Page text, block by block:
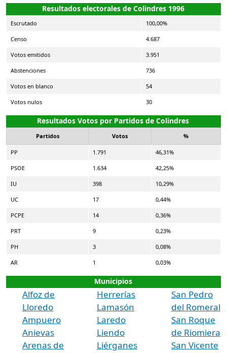
Resultados electorales de Colindres 1996
Escrutado 100,00%
Censo 4.687
Votos emitidos 3.951
Abstenciones 736
Votos en blanco 54
Votos nulos 30
Resultados Votos por Partidos de Colindres
Partidos Votos %
PP 1.791 46,31%
PSOE 1.634 42,25%
IU 398 10,29%
UC 17 0,44%
PCPE 14 0,36%
PRT 9 0,23%
PH 3 0,08%
AR 1 0,03%
Municipios
Alfoz de
Lloredo
Ampuero
Anievas
Arenas de
Herrerías
Lamasón
Laredo
Liendo
Liérganes
San Pedro
del Romeral
San Roque
de Riomiera
San Vicente